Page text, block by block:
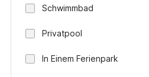
Schwimmbad
Privatpool
In Einem Ferienpark